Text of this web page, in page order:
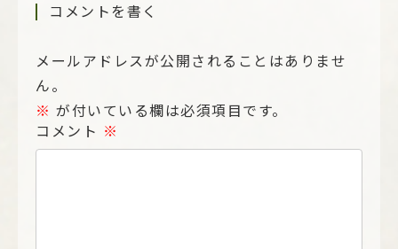
コメントを書く
メールアドレスが公開されることはありませ
ん。
※ が付いている欄は必須項目です。
コメント ※